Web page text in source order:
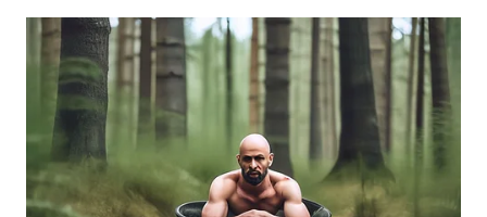
WN
TEBING
TINGGI
WN
PAKPAK